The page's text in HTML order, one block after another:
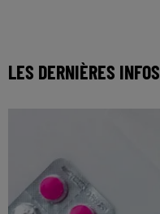
LES DERNIÈRES INFOS